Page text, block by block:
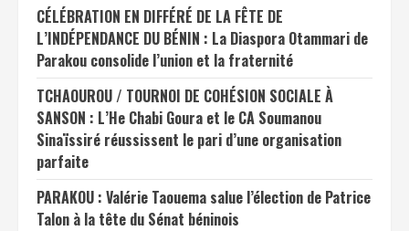
CÉLÉBRATION EN DIFFÉRÉ DE LA FÊTE DE
L’INDÉPENDANCE DU BÉNIN : La Diaspora Otammari de
Parakou consolide l’union et la fraternité
TCHAOUROU / TOURNOI DE COHÉSION SOCIALE À
SANSON : L’He Chabi Goura et le CA Soumanou
Sinaïssiré réussissent le pari d’une organisation
parfaite
PARAKOU : Valérie Taouema salue l’élection de Patrice
Talon à la tête du Sénat béninois